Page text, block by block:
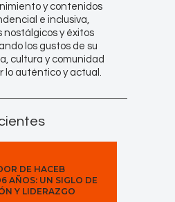
y contenidos
e inclusiva,
nostálgicos y éxitos
los gustos de su
cultura y comunidad
lo auténtico y actual.
DE HACEB
AÑOS: UN SIGLO DE
Y LIDERAZGO